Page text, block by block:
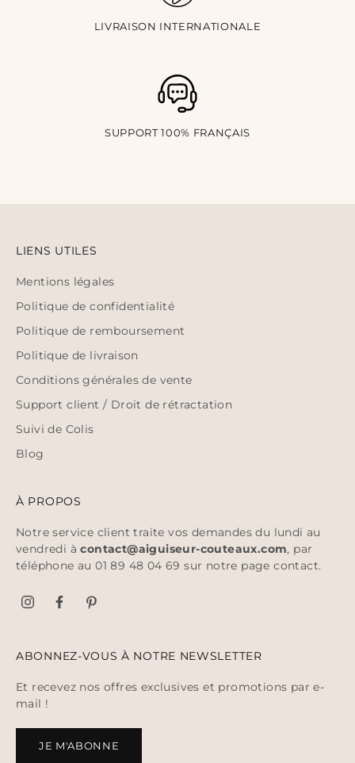
LIVRAISON INTERNATIONALE
SUPPORT 100% FRANÇAIS
LIENS UTILES
Mentions légales
Politique de confidentialité
Politique de remboursement
Politique de livraison
Conditions générales de vente
Support client / Droit de rétractation
Suivi de Colis
Blog
À PROPOS
Notre service client traite vos demandes du lundi au
vendredi àcontact@aiguiseur-couteaux.com, par
téléphone au 01 89 48 04 69 sur notre pagecontact.
ABONNEZ-VOUS À NOTRE NEWSLETTER
Et recevez nos offres exclusives et promotions par e-
mail !
JE M'ABONNE